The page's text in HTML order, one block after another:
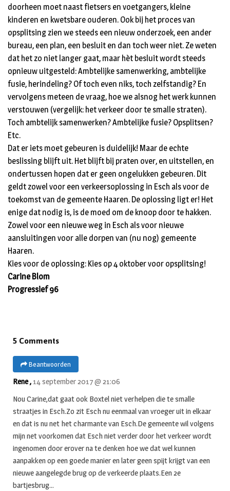
doorheen moet naast fietsers en voetgangers, kleine
kinderen en kwetsbare ouderen. Ook bij het proces van
opsplitsing zien we steeds een nieuw onderzoek, een ander
bureau, een plan, een besluit en dan toch weer niet. Ze weten
dat het zo niet langer gaat, maar hèt besluit wordt steeds
opnieuw uitgesteld: Ambtelijke samenwerking, ambtelijke
fusie, herindeling? Of toch even niks, toch zelfstandig? En
vervolgens meteen de vraag, hoe we alsnog het werk kunnen
verstouwen (vergelijk: het verkeer door te smalle straten).
Toch ambtelijk samenwerken? Ambtelijke fusie? Opsplitsen?
Etc.
Dat er iets moet gebeuren is duidelijk! Maar de echte
beslissing blijft uit. Het blijft bij praten over, en uitstellen, en
ondertussen hopen dat er geen ongelukken gebeuren. Dit
geldt zowel voor een verkeersoplossing in Esch als voor de
toekomst van de gemeente Haaren. De oplossing ligt er! Het
enige dat nodig is, is de moed om de knoop door te hakken.
Zowel voor een nieuwe weg in Esch als voor nieuwe
aansluitingen voor alle dorpen van (nu nog) gemeente
Haaren.
Kies voor de oplossing: Kies op 4 oktober voor opsplitsing!
Carine Blom
Progressief 96
5 Comments
Beantwoorden
Rene , 14 september 2017 @ 21:06
Nou Carine,dat gaat ook Boxtel niet verhelpen die te smalle
straatjes in Esch.Zo zit Esch nu eenmaal van vroeger uit in elkaar
en dat is nu net het charmante van Esch.De gemeente wil volgens
mijn net voorkomen dat Esch niet verder door het verkeer wordt
ingenomen door erover na te denken hoe we dat wel kunnen
aanpakken op een goede manier en later geen spijt krijgt van een
nieuwe aangelegde brug op de verkeerde plaats.Een 2e
bartjesbrug…